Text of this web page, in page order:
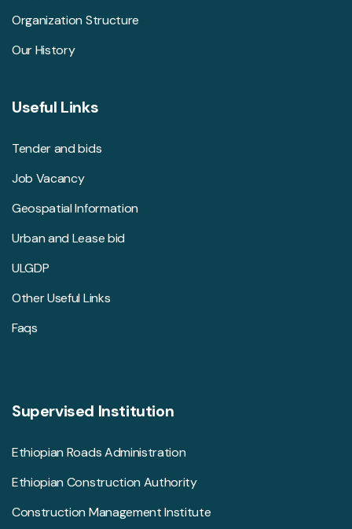
Organization Structure
Our History
Useful Links
Tender and bids
Job Vacancy
Geospatial Information
Urban and Lease bid
ULGDP
Other Useful Links
Faqs
Supervised Institution
Ethiopian Roads Administration
Ethiopian Construction Authority
Construction Management Institute